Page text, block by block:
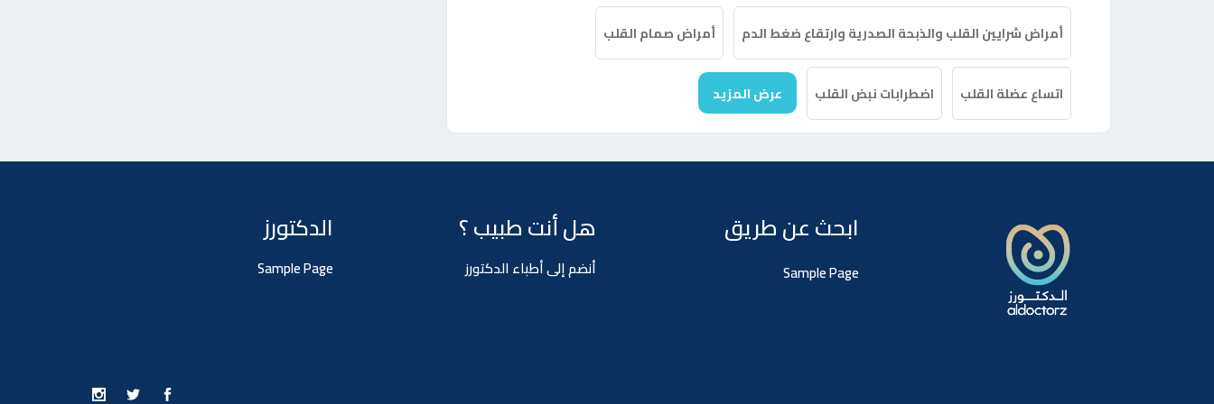
أمراض شرايين القلب والذبحة الصدرية وارتقاع ضغط الدم أمراض صمام القلب
اتساع عضلة القلب اضطرابات نبض القلب عرض المزيد
ابحث عن طريق
Sample Page
هل أنت طبيب ؟
أنضم إلى أطباء الدكتورز
الدكتورز
Sample Page